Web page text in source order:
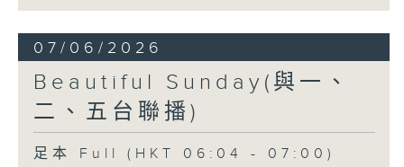
07/06/2026
Beautiful Sunday(與一、
二、五台聯播)
足本 Full (HKT 06:04 - 07:00)